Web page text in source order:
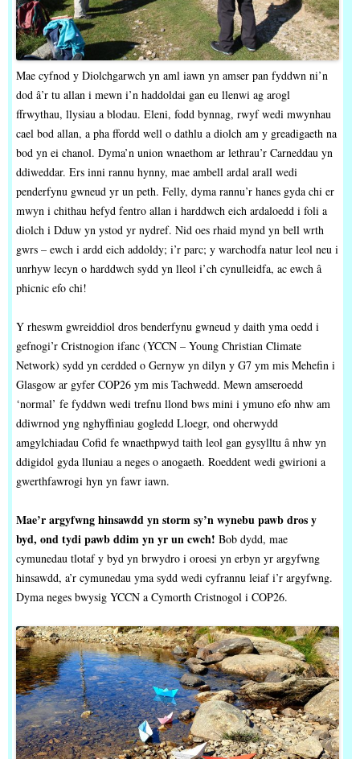
Mae cyfnod y Diolchgarwch yn aml iawn yn amser pan fyddwn ni’n
dod â’r tu allan i mewn i’n haddoldai gan eu llenwi ag arogl
ffrwythau, llysiau a blodau. Eleni, fodd bynnag, rwyf wedi mwynhau
cael bod allan, a pha ffordd well o dathlu a diolch am y greadigaeth na
bod yn ei chanol. Dyma’n union wnaethom ar lethrau’r Carneddau yn
ddiweddar. Ers inni rannu hynny, mae ambell ardal arall wedi
penderfynu gwneud yr un peth. Felly, dyma rannu’r hanes gyda chi er
mwyn i chithau hefyd fentro allan i harddwch eich ardaloedd i foli a
diolch i Dduw yn ystod yr nydref. Nid oes rhaid mynd yn bell wrth
gwrs – ewch i ardd eich addoldy; i’r parc; y warchodfa natur leol neu i
unrhyw lecyn o harddwch sydd yn lleol i’ch cynulleidfa, ac ewch â
phicnic efo chi!
Y rheswm gwreiddiol dros benderfynu gwneud y daith yma oedd i
gefnogi’r Cristnogion ifanc (YCCN – Young Christian Climate
Network) sydd yn cerdded o Gernyw yn dilyn y G7 ym mis Mehefin i
Glasgow ar gyfer COP26 ym mis Tachwedd. Mewn amseroedd
‘normal’ fe fyddwn wedi trefnu llond bws mini i ymuno efo nhw am
ddiwrnod yng nghyffiniau gogledd Lloegr, ond oherwydd
amgylchiadau Cofid fe wnaethpwyd taith leol gan gysylltu â nhw yn
ddigidol gyda lluniau a neges o anogaeth. Roeddent wedi gwirioni a
gwerthfawrogi hyn yn fawr iawn.
Mae’r argyfwng hinsawdd yn storm sy’n wynebu pawb dros y
byd, ond tydi pawb ddim yn yr un cwch! Bob dydd, mae
cymunedau tlotaf y byd yn brwydro i oroesi yn erbyn yr argyfwng
hinsawdd, a’r cymunedau yma sydd wedi cyfrannu leiaf i’r argyfwng.
Dyma neges bwysig YCCN a Cymorth Cristnogol i COP26.